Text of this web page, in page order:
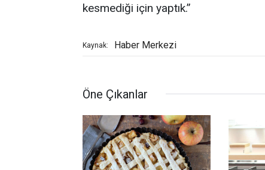
kesmediği için yaptık.”
Kaynak: Haber Merkezi
Öne Çıkanlar